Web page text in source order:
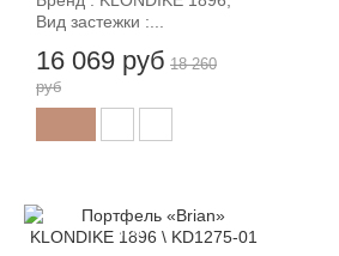
Вид застежки :...
16 069 руб 18 260
руб
-12%